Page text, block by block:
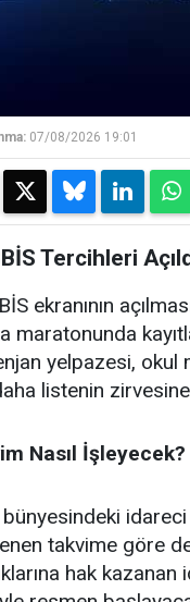
07/08/2026 19:01
Tercihleri
ekranının
maratonunda
yelpazesi, okul
listenin zirvesine
Nasıl İşleyecek?
takvime göre
hak